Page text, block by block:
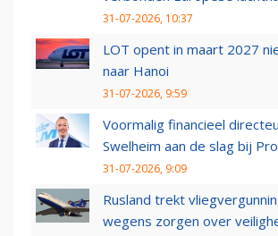
31-07-2026, 10:37
LOT opent in maart 2027
naar Hanoi
31-07-2026, 9:59
Voormalig financieel
Swelheim aan de slag bij
31-07-2026, 9:09
Rusland trekt
wegens zorgen over